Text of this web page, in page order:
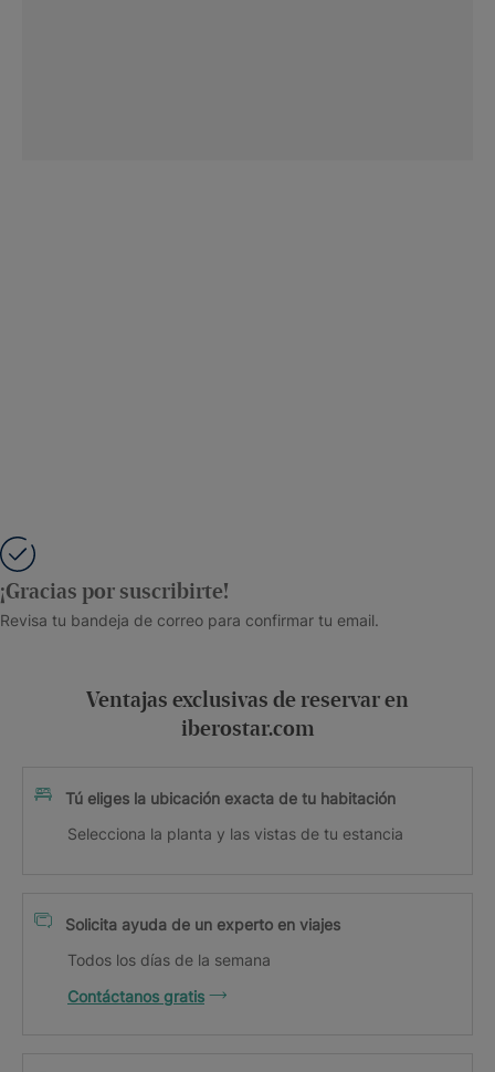
¡Gracias por suscribirte!
Revisa tu bandeja de correo para confirmar tu email.
Ventajas exclusivas de reservar en
iberostar.com
Tú eliges la ubicación exacta de tu habitación
Selecciona la planta y las vistas de tu estancia
Solicita ayuda de un experto en viajes
Todos los días de la semana
Contáctanos gratis